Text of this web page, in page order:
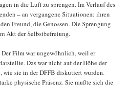
in die Luft zu sprengen. Im Verlauf des
– an vergangene Situationen: ihren
Freund, die Genossen. Die Sprengung
Akt der Selbstbefreiung.
Film war ungewöhnlich, weil er
Das war nicht auf der Höhe der
wie sie in der DFFB diskutiert wurden.
physische Präsenz. Sie mußte sich die